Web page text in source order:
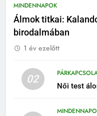
MINDENNAPOK
Álmok titkai:
birodalmában
1 év ezelőtt
02
Női test